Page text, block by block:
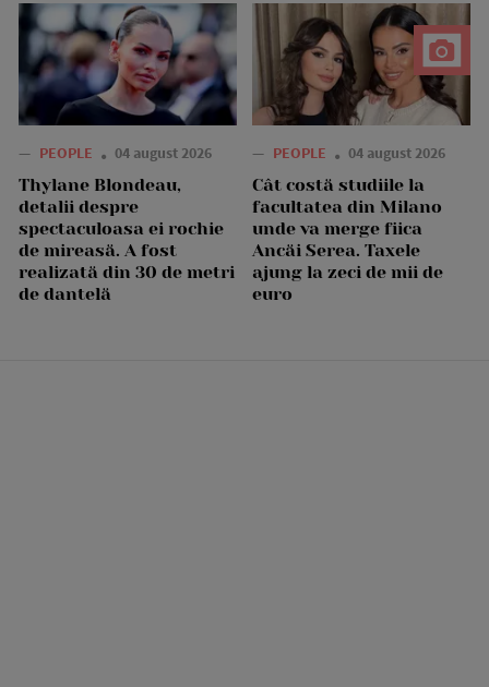
— PEOPLE 04 august 2026
Thylane Blondeau,
detalii despre
spectaculoasa ei rochie
de mireasă. A fost
realizată din 30 de metri
de dantelă
— PEOPLE 04 august 2026
Cât costă studiile la
facultatea din Milano
unde va merge fiica
Ancăi Serea. Taxele
ajung la zeci de mii de
euro